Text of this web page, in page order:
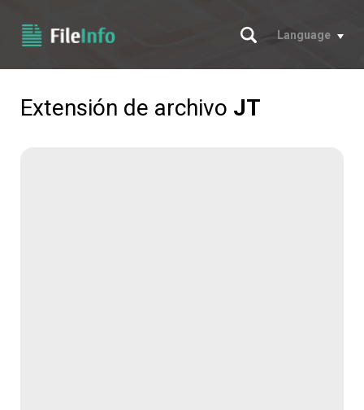
Buscar
Language
Extensión de archivo JT